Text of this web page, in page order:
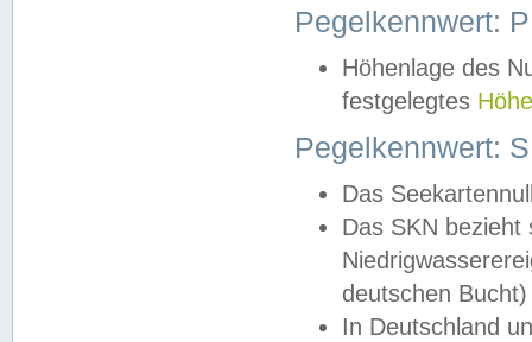
Pegelkennwert:
Höhenlage des
festgelegtes
Pegelkennwert:
Das
Das SKN
deutschen
In Deutschland